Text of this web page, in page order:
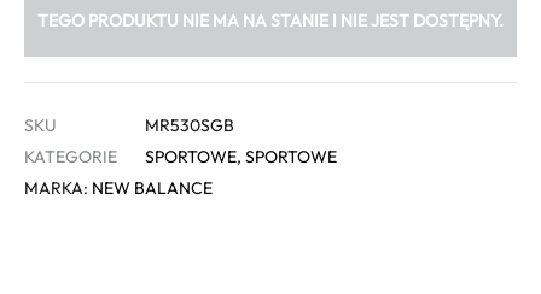
TEGO PRODUKTU NIE MA NA STANIE I NIE JEST DOSTĘPNY.
SKU
MR530SGB
KATEGORIE
SPORTOWE, SPORTOWE
MARKA: NEW BALANCE